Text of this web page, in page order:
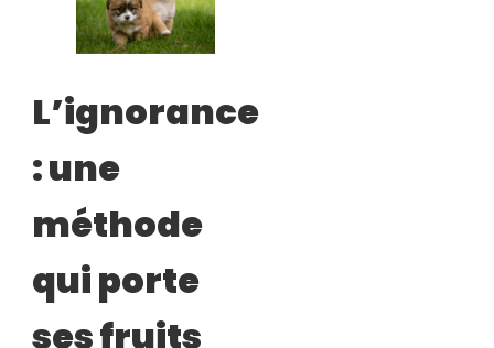
L’ignorance
: une
méthode
qui porte
ses fruits